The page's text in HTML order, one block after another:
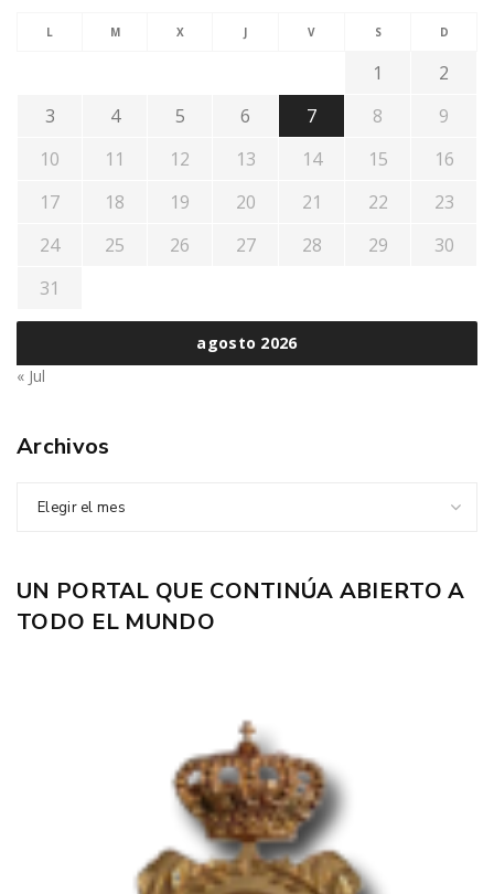
agosto 2026
L M X J V S D
1
2
3
4 5 6 7 8
9
10
11 12 13 14 15
16
17
18 19 20 21 22
23
24
25 26 27 28 29
30
31
« Jul
Archivos
Elegir el mes
UN PORTAL QUE CONTINÚA ABIERTO A
TODO EL MUNDO